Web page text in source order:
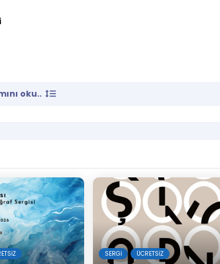
Sanat Merkezi Alt Kat Galeri
10.00-19.00
Derneği tarafından 1991 yılından bu yana aralıksız
oku..
SERGI ÜCRETSIZ